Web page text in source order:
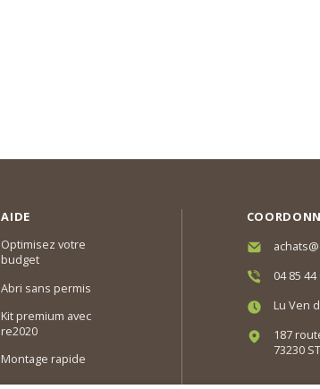
AIDE
Optimisez votre
budget
Abri sans permis
Kit premium avec
re2020
Montage rapide
04 85 44
Lu Ven
187
73230